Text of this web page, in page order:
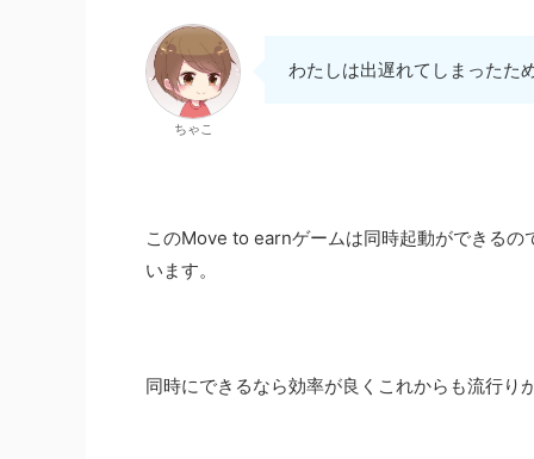
ちゃこ
わたしは出遅れてしまったた
このMove to earnゲームは同時起動ができる
います。
同時にできるなら効率が良くこれからも流行り